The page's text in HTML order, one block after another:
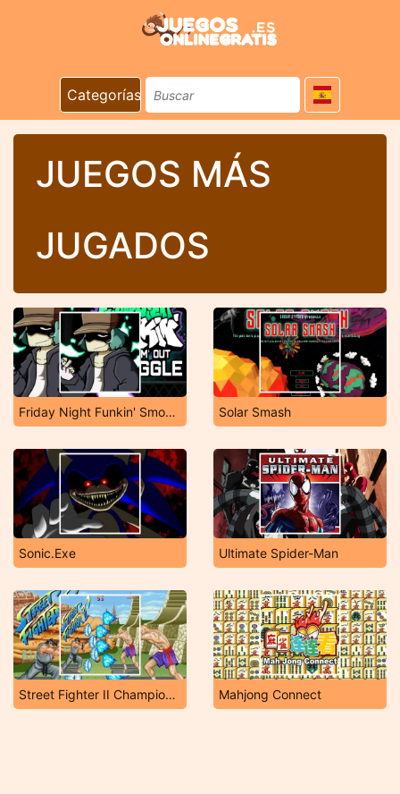
Categorías
JUEGOS MÁS
JUGADOS
Friday Night Funkin' Smoke 'Em Out Struggle! Solar Smash
Sonic.Exe Ultimate Spider-Man
Street Fighter II Champion Edition Mahjong Connect